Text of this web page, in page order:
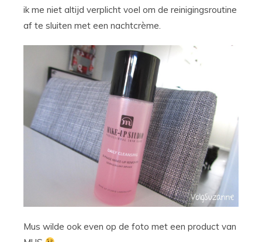
ik me niet altijd verplicht voel om de reinigingsroutine
af te sluiten met een nachtcrème.
Mus wilde ook even op de foto met een product van